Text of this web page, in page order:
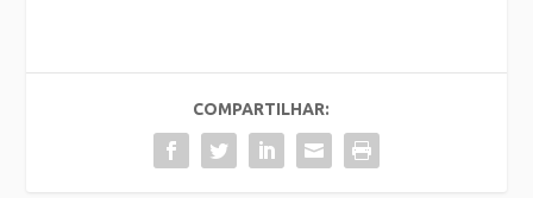
COMPARTILHAR: